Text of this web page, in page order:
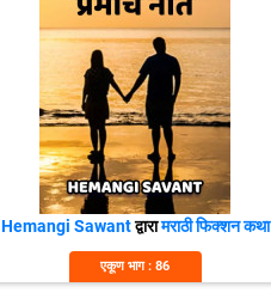
Hemangi Sawantद्वारामराठी फिक्शन कथा
एकूण भाग : 86